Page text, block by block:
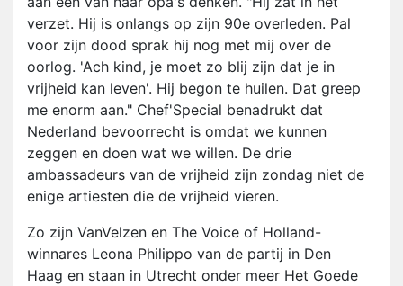
verzet. Hij is onlangs op zijn 90e overleden. Pal
voor zijn dood sprak hij nog met mij over de
oorlog. 'Ach kind, je moet zo blij zijn dat je in
vrijheid kan leven'. Hij begon te huilen. Dat greep
me enorm aan." Chef'Special benadrukt dat
Nederland bevoorrecht is omdat we kunnen
zeggen en doen wat we willen. De drie
ambassadeurs van de vrijheid zijn zondag niet de
enige artiesten die de vrijheid vieren.
Zo zijn VanVelzen en The Voice of Holland-
winnares Leona Philippo van de partij in Den
Haag en staan in Utrecht onder meer Het Goede